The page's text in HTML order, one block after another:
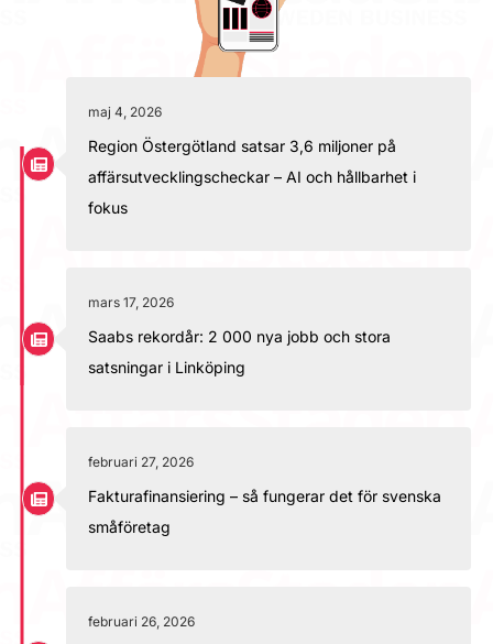
maj 4, 2026
Region Östergötland satsar 3,6 miljoner på
affärsutvecklingscheckar – AI och hållbarhet i
fokus
mars 17, 2026
Saabs rekordår: 2 000 nya jobb och stora
satsningar i Linköping
februari 27, 2026
Fakturafinansiering – så fungerar det för svenska
småföretag
februari 26, 2026